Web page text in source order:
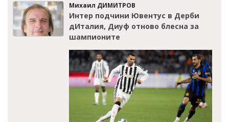
Михаил ДИМИТРОВ
Интер подчини Ювентус в Дерби
дИталия, Диуф отново блесна за
шампионите